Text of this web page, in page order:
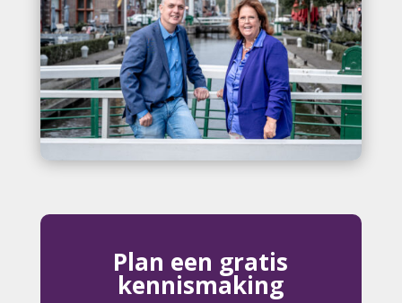
Plan een gratis
kennismaking